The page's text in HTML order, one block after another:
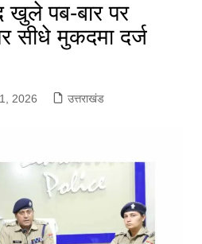
खुले पब-बार पर
सीधे मुकदमा दर्ज
2026 उत्तराखंड